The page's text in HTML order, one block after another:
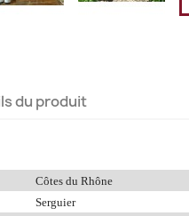
du produit
Côtes du Rhône
Serguier